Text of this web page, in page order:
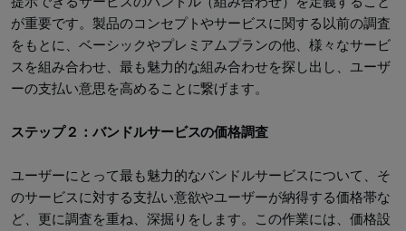
が重要です。製品のコンセプトやサービスに関する以前の調査
をもとに、ベーシックやプレミアムプランの他、様々なサービ
スを組み合わせ、最も魅力的な組み合わせを探し出し、ユーザ
ーの支払い意思を高めることに繋げます。
ステップ２：バンドルサービスの価格調査
ユーザーにとって最も魅力的なバンドルサービスについて、そ
のサービスに対する支払い意欲やユーザーが納得する価格帯な
ど、更に調査を重ね、深掘りをします。この作業には、価格設